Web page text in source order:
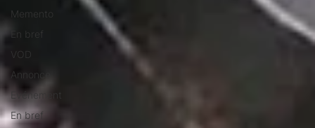
Memento
En bref
VOD
Annonce
Evénement
En bref